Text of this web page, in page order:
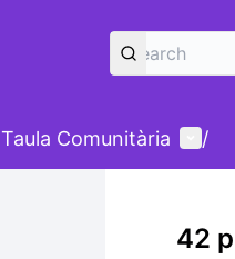
Taula Comunitària User
/
42